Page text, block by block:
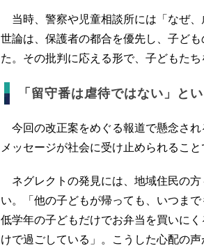
当時、警察や児童相談所には「なぜ、
世論は、保護者の都合を優先し、子ど
た。その批判に応える形で、子どもた
「留守番は虐待ではない」と
今回の改正案をめぐる報道で懸念さ
メッセージが社会に受け止められること
ネグレクトの発見には、地域住民の
い。「他の子どもが帰っても、いつま
低学年の子どもだけでお弁当を買いに
けで過ごしている」。こうした心配の声